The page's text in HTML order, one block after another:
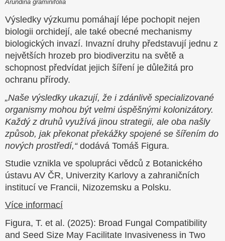
Arundina graminifolia
Výsledky výzkumu pomáhají lépe pochopit nejen
biologii orchidejí, ale také obecné mechanismy
biologických invazí. Invazní druhy představují jednu z
největších hrozeb pro biodiverzitu na světě a
schopnost předvídat jejich šíření je důležitá pro
ochranu přírody.
„Naše výsledky ukazují, že i zdánlivě specializované
organismy mohou být velmi úspěšnými kolonizátory.
Každý z druhů využívá jinou strategii, ale oba našly
způsob, jak překonat překážky spojené se šířením do
nových prostředí,“dodává Tomáš Figura.
Studie vznikla ve spolupráci vědců z Botanického
ústavu AV ČR, Univerzity Karlovy a zahraničních
institucí ve Francii, Nizozemsku a Polsku.
Více informací
Figura, T. et al. (2025): Broad Fungal Compatibility
and Seed Size May Facilitate Invasiveness in Two